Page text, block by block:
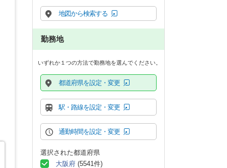
地図から検索する
勤務地
いずれか１つの方法で勤務地を選んでください。
都道府県を設定・変更
駅・路線を設定・変更
通勤時間を設定・変更
選択された都道府県
大阪府 (5541件)